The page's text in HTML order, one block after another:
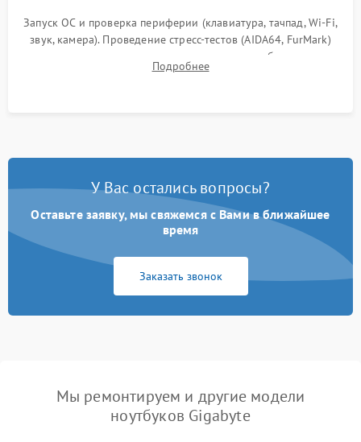
Запуск ОС и проверка периферии (клавиатура, тачпад, Wi-Fi,
звук, камера). Проведение стресс-тестов (AIDA64, FurMark)
для контроля температурного режима и стабильности
системы под пиковой нагрузкой.
Подробнее
У Вас остались вопросы?
Оставьте заявку, мы свяжемся с Вами в ближайшее
время
Заказать звонок
Мы ремонтируем и другие модели
ноутбуков Gigabyte